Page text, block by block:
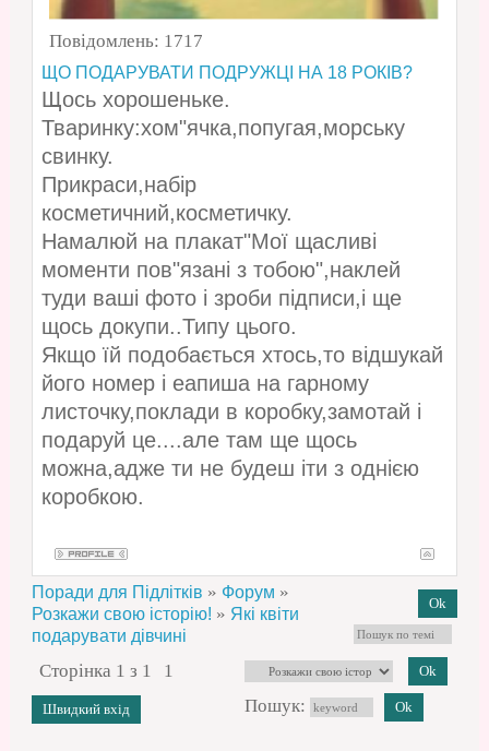
Повідомлень: 1717
ЩО ПОДАРУВАТИ ПОДРУЖЦІ НА 18 РОКІВ?
Щось хорошеньке.
Тваринку:хом"ячка,попугая,морську
свинку.
Прикраси,набір
косметичний,косметичку.
Намалюй на плакат"Мої щасливі
моменти пов"язані з тобою",наклей
туди ваші фото і зроби підписи,і ще
щось докупи..Типу цього.
Якщо їй подобається хтось,то відшукай
його номер і еапиша на гарному
листочку,поклади в коробку,замотай і
подаруй це....але там ще щось
можна,адже ти не будеш іти з однією
коробкою.
Поради для Підлітків » Форум »
Розкажи свою історію! » Які квіти
подарувати дівчині
Сторінка 1 з 1
1
Пошук: